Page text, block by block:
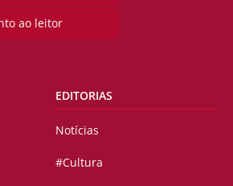
ao leitor
EDITORIAS
Notícias
#Cultura